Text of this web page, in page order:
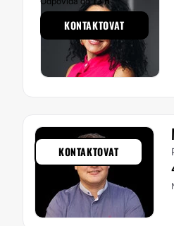
KONTAKTOVAT
KONTAKTOVAT